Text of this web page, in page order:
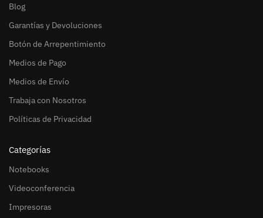
Blog
Garantías y Devoluciones
Botón de Arrepentimiento
Medios de Pago
Medios de Envío
Trabaja con Nosotros
Políticas de Privacidad
Categorías
Notebooks
Videoconferencia
Impresoras